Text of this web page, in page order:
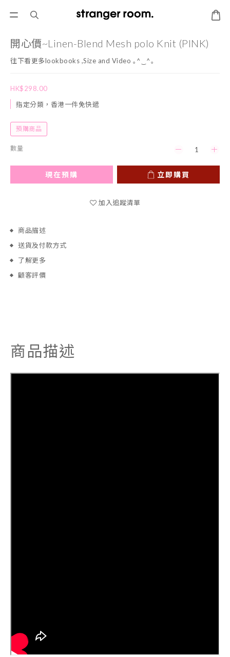
開心價~Linen-Blend Mesh polo Knit (PINK)
往下看更多lookbooks ,Size and Video ｡^‿^｡
HK$298.00
指定分類，香港一件免快遞
預購商品
數量
現在預購 立即購買
加入追蹤清單
商品描述
送貨及付款方式
了解更多
顧客評價
商品描述